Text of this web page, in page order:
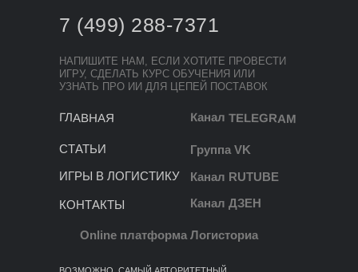
НАПИШИТЕ НАМ, ЕСЛИ ХОТИТЕ ПРОВЕСТИ
ИГРУ, СДЕЛАТЬ КУРС ОБУЧЕНИЯ ИЛИ
УЗНАТЬ ПРО ИИ ДЛЯ ЦЕПЕЙ ПОСТАВОК
7 (499) 288-7371
КОНТАКТЫ
ИГРЫ В ЛОГИСТИКУ
СТАТЬИ
ГЛАВНАЯ
Канал ДЗЕН
Канал RUTUBE
Группа VK
Канал TELEGRAM
Online платформа Логисториа